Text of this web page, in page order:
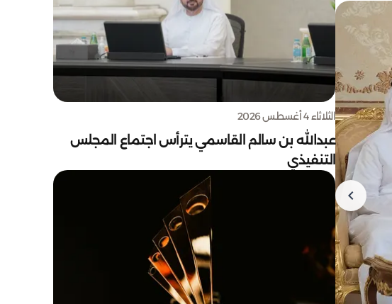
الثلاثاء 4 أغسطس 2026
عبدالله بن سالم القاسمي يترأس اجتماع المجلس
التنفيذي